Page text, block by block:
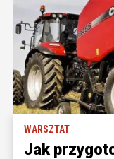
WARSZTAT
Jak